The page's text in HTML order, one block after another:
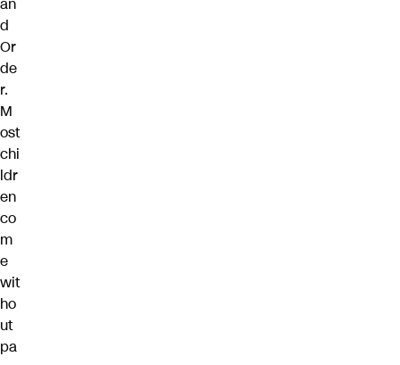
d
Or
de
r.
M
ost
chi
ldr
en
co
m
e
wit
ho
ut
pa